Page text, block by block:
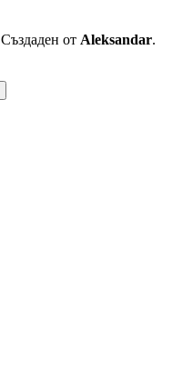
Създаден от Aleksandar.